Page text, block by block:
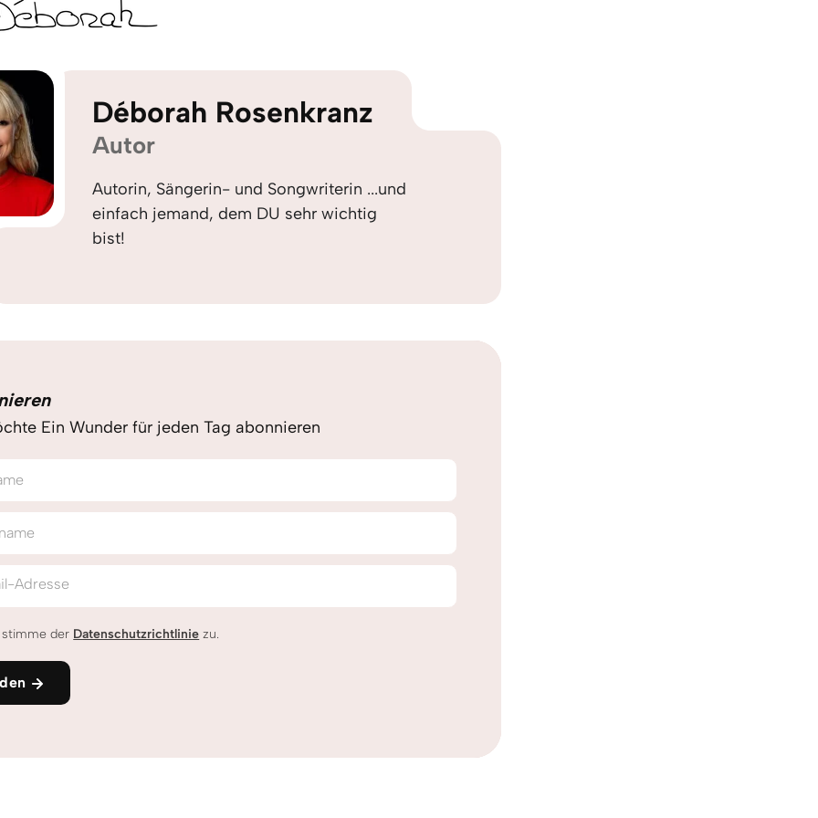
Déborah Rosenkranz
Autor
Autorin, Sängerin- und Songwriterin ...und
einfach jemand, dem DU sehr wichtig
bist!
Ein Wunder für jeden Tag abonnieren
Adresse
stimme der Datenschutzrichtlinie zu.